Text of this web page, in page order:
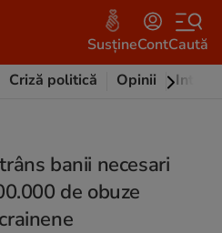
SusțineContCaută
Criză politică Opinii
banii necesari
de obuze